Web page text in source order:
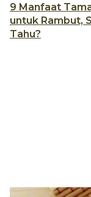
9 Manfaat
untuk Rambut,
Tahu?